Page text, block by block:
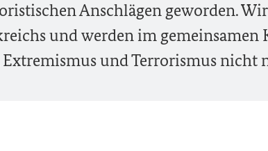
Anschlägen geworden.
und werden im gemeinsamen
und Terrorismus nicht